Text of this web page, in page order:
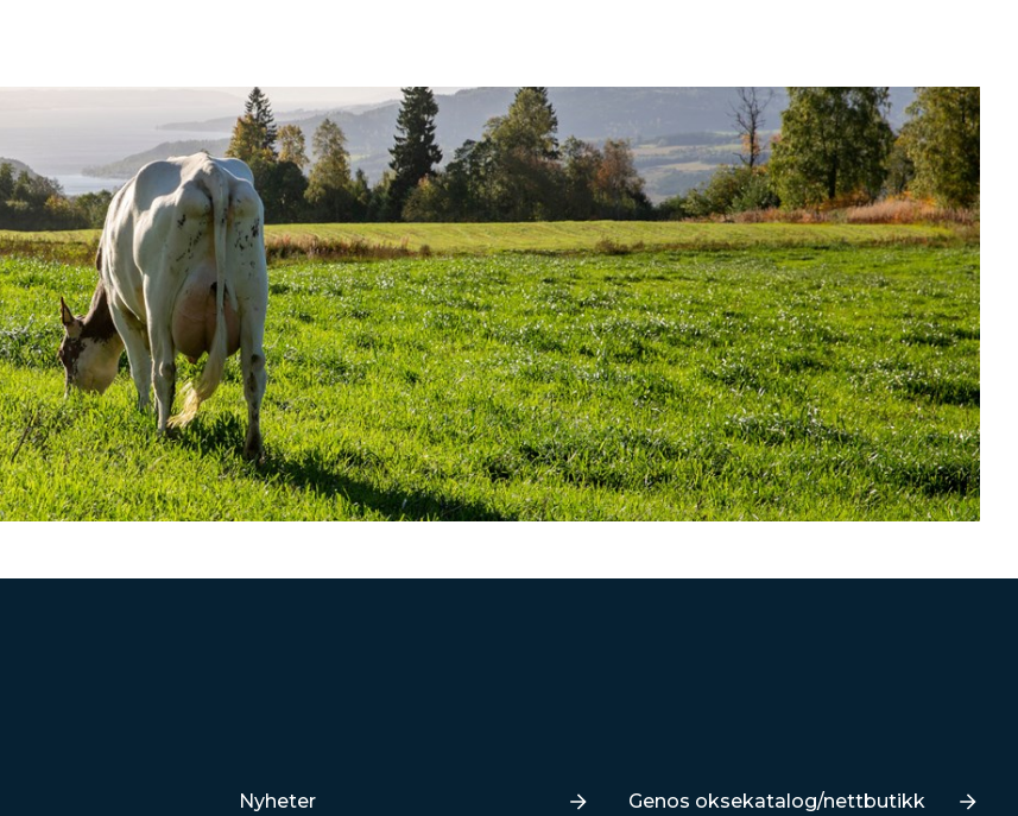
Lenker
Nyheter Lenker
Genos oksekatalog/nettbutikk